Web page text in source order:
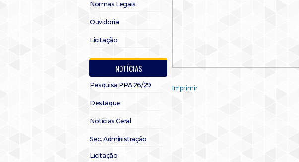
Normas Legais
Ouvidoria
Licitação
NOTÍCIAS
Pesquisa PPA 26/29
Destaque
Notícias Geral
Sec. Administração
Licitação
Imprimir